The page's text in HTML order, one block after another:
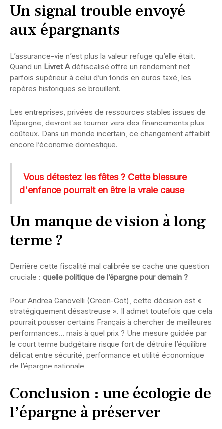
Un signal trouble envoyé
aux épargnants
L’assurance-vie n’est plus la valeur refuge qu’elle était.
Quand un Livret Adéfiscalisé offre un rendement net
parfois supérieur à celui d’un fonds en euros taxé, les
repères historiques se brouillent.
Les entreprises, privées de ressources stables issues de
l’épargne, devront se tourner vers des financements plus
coûteux. Dans un monde incertain, ce changement affaiblit
encore l’économie domestique.
Vous détestez les fêtes ? Cette blessure
d'enfance pourrait en être la vraie cause
Un manque de vision à long
terme ?
Derrière cette fiscalité mal calibrée se cache une question
cruciale : quelle politique de l’épargne pour demain ?
Pour Andrea Ganovelli (Green-Got), cette décision est «
stratégiquement désastreuse ». Il admet toutefois que cela
pourrait pousser certains Français à chercher de meilleures
performances… mais à quel prix ? Une mesure guidée par
le court terme budgétaire risque fort de détruire l’équilibre
délicat entre sécurité, performance et utilité économique
de l’épargne nationale.
Conclusion : une écologie de
l’épargne à préserver